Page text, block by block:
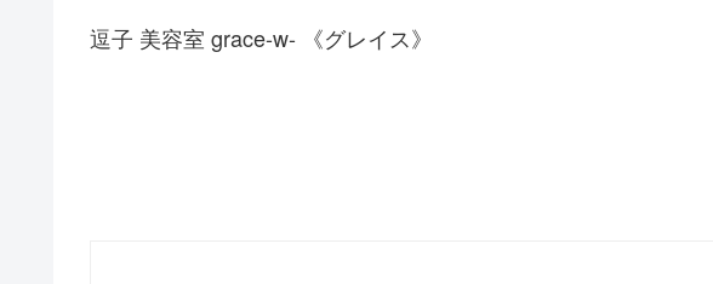
逗子 美容室 grace-w- 《グレイス》